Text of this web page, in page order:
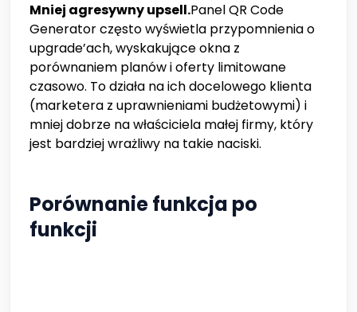
Mniej agresywny upsell.Panel QR Code
Generator często wyświetla przypomnienia o
upgrade’ach, wyskakujące okna z
porównaniem planów i oferty limitowane
czasowo. To działa na ich docelowego klienta
(marketera z uprawnieniami budżetowymi) i
mniej dobrze na właściciela małej firmy, który
jest bardziej wrażliwy na takie naciski.
Porównanie funkcja po
funkcji